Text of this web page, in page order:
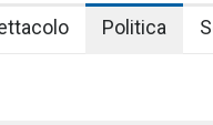
Politica